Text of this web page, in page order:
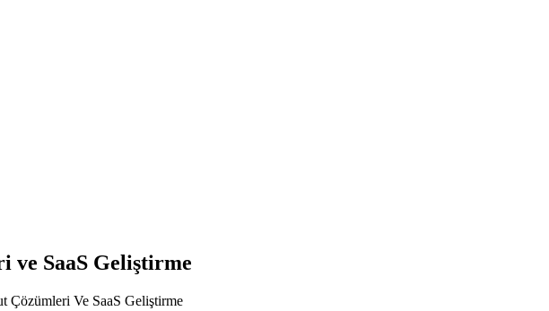
ve SaaS Geliştirme
Çözümleri Ve SaaS Geliştirme